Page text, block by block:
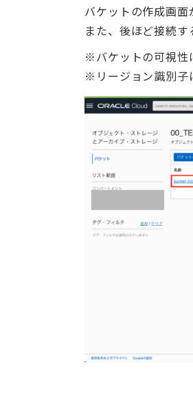
バケットの作成画面
また、後ほど接続す
※バケットの可視性
※リージョン識別子